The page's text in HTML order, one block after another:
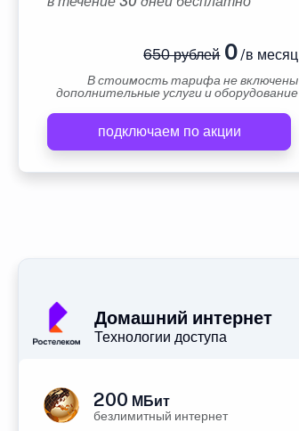
650 рублей0/в месяц
В стоимость тарифа не включены
дополнительные услуги и оборудование
подключаем по акции
Домашний интернет
Технологии доступа
200 МБит
безлимитный интернет